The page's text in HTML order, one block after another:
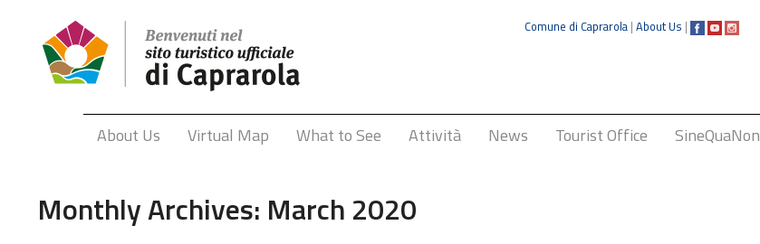
Comune di Caprarola |About Us |
About Us Virtual Map What to See Attività News Tourist Office SineQuaNon
Monthly Archives: March 2020